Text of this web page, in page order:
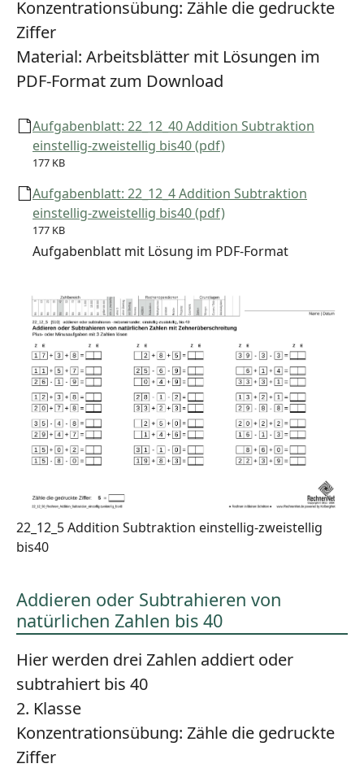
Konzentrationsübung: Zähle die gedruckte
Ziffer
Material: Arbeitsblätter mit Lösungen im
PDF-Format zum Download
Aufgabenblatt: 22_12_40 Addition Subtraktion
einstellig-zweistellig bis40 (pdf)
177 KB
Aufgabenblatt: 22_12_4 Addition Subtraktion
einstellig-zweistellig bis40 (pdf)
177 KB
Aufgabenblatt mit Lösung im PDF-Format
22_12_5 Addition Subtraktion einstellig-zweistellig
bis40
Addieren oder Subtrahieren von
natürlichen Zahlen bis 40
Hier werden drei Zahlen addiert oder
subtrahiert bis 40
2. Klasse
Konzentrationsübung: Zähle die gedruckte
Ziffer